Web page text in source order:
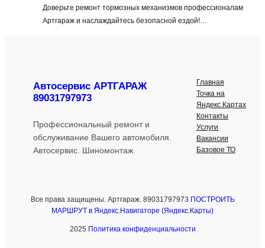
Доверьте ремонт тормозных механизмов профессионалам
Артгараж и наслаждайтесь безопасной ездой!…
Автосервис АРТГАРАЖ
89031797973
Профессиональный ремонт и
обслуживание Вашего автомобиля.
Автосервис. Шиномонтаж.
Главная
Точка на
Яндекс.Картах
Контакты
Услуги
Вакансии
Базовое ТО
Все права защищены. Артгараж. 89031797973 ПОСТРОИТЬ
МАРШРУТ в Яндекс.Навигаторе (Яндекс.Карты)
2025 Политика конфиденциальности